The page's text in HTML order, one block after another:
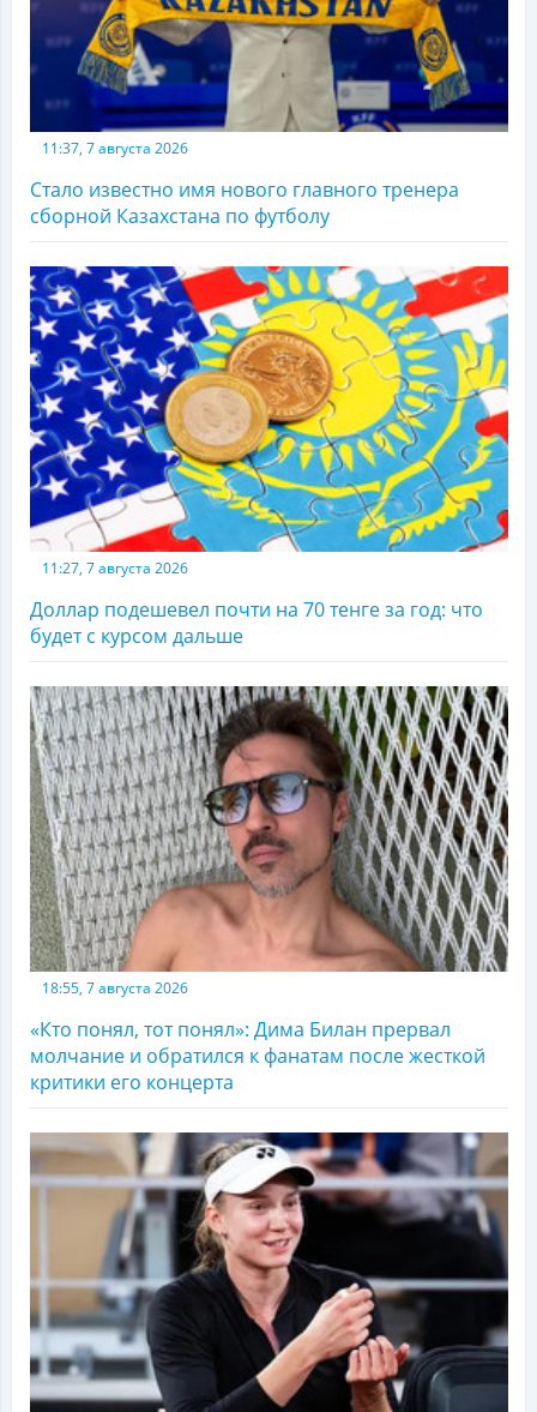
11:37, 7 августа 2026
Стало известно имя нового главного тренера
сборной Казахстана по футболу
11:27, 7 августа 2026
Доллар подешевел почти на 70 тенге за год: что
будет с курсом дальше
18:55, 7 августа 2026
«Кто понял, тот понял»: Дима Билан прервал
молчание и обратился к фанатам после жесткой
критики его концерта